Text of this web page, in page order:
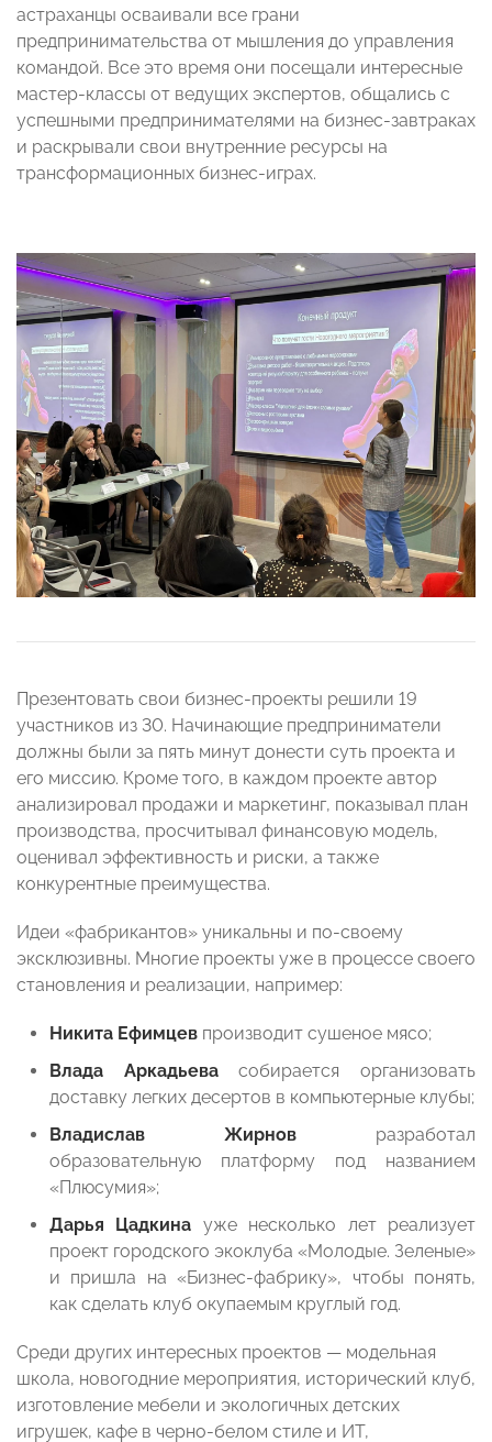
астраханцы осваивали все грани
предпринимательства от мышления до управления
командой. Все это время они посещали интересные
мастер-классы от ведущих экспертов, общались с
успешными предпринимателями на бизнес-завтраках
и раскрывали свои внутренние ресурсы на
трансформационных бизнес-играх.
Презентовать свои бизнес-проекты решили 19
участников из 30. Начинающие предприниматели
должны были за пять минут донести суть проекта и
его миссию. Кроме того, в каждом проекте автор
анализировал продажи и маркетинг, показывал план
производства, просчитывал финансовую модель,
оценивал эффективность и риски, а также
конкурентные преимущества.
Идеи «фабрикантов» уникальны и по-своему
эксклюзивны. Многие проекты уже в процессе своего
становления и реализации, например:
Никита Ефимцев производит сушеное мясо;
Влада Аркадьевасобирается организовать
доставку легких десертов в компьютерные клубы;
Владислав Жирнов разработал
образовательную платформу под названием
«Плюсумия»;
Дарья Цадкина уже несколько лет реализует
проект городского экоклуба «Молодые. Зеленые»
и пришла на «Бизнес-фабрику», чтобы понять,
как сделать клуб окупаемым круглый год.
Среди других интересных проектов — модельная
школа, новогодние мероприятия, исторический клуб,
изготовление мебели и экологичных детских
игрушек, кафе в черно-белом стиле и ИТ,